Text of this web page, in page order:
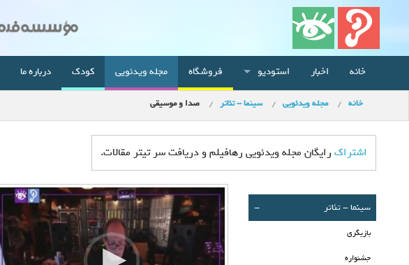
خانه اخبار استودیو فروشگاه مجله ویدئویی کودک درباره ما
خانه مجله ویدئویی سينما - تئاتر صدا و موسیقی
اشتراک رایگان مجله ویدئویی رهافیلم و دریافت سر تیتر مقالات.
سينما - تئاتر -
بازیگری
جشنواره